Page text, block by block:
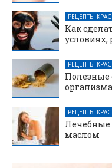
РЕЦЕПТЫ
Как
условиях,
РЕЦЕПТЫ
Полезные
РЕЦЕПТЫ
Лечебные
маслом